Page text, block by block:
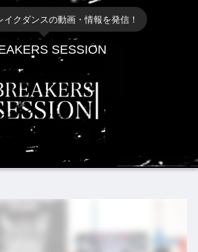
イクダンスの動画・情報を発信！
SESSION